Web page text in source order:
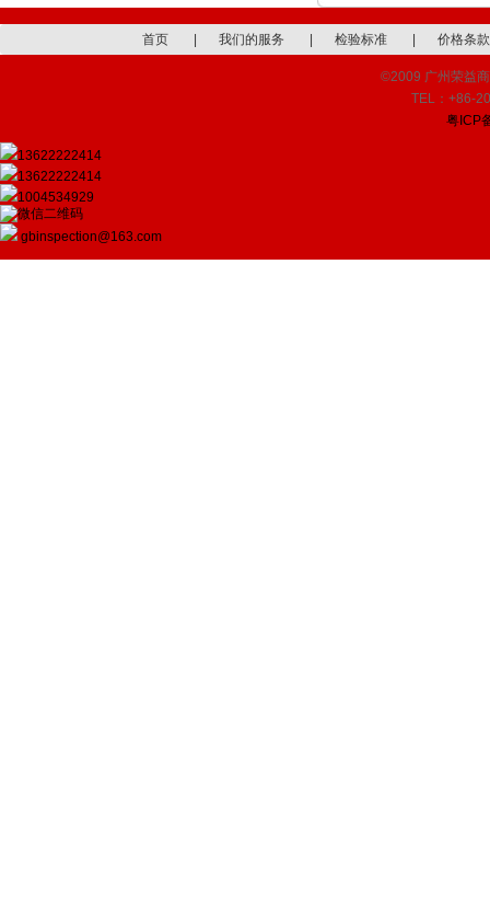
首页 我们的服务 检验标准 价格条款
©2009 广州荣益
TEL：+86-
粤ICP
13622222414
13622222414
1004534929
gbinspection@163.com